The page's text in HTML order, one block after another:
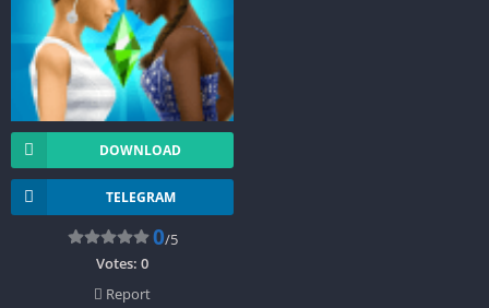
DOWNLOAD
TELEGRAM
0/5
Votes: 0
Report